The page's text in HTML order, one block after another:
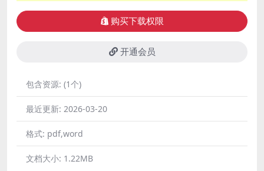
购买下载权限
开通会员
包含资源: (1个)
最近更新: 2026-03-20
格式: pdf,word
文档大小: 1.22MB